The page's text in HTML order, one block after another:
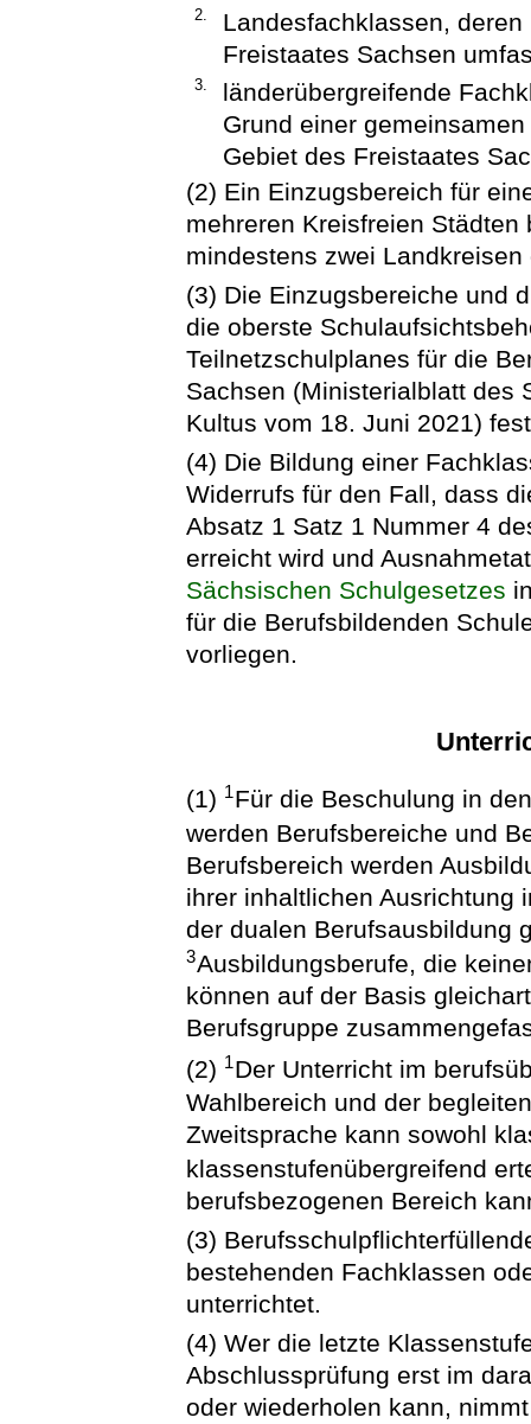
2.
Landesfachklassen,
Freistaates Sachsen
3.
länderübergreifende
Grund einer
Gebiet des Freistaates
(2) Ein Einzugsbereich für
mehreren Kreisfreien
mindestens zwei
(3) Die Einzugsbereiche und
die oberste
Teilnetzschulplanes für die
Sachsen (Ministerialblatt des
Kultus vom 18. Juni 2021)
(4) Die Bildung einer
Widerrufs für den Fall, dass
Absatz 1 Satz 1 Nummer 4
erreicht wird und
Sächsischen Schulgesetzes
für die Berufsbildenden
vorliegen.
(1) 1Für die Beschulung in
werden Berufsbereiche und
Berufsbereich werden
ihrer inhaltlichen Ausrichtung
der dualen Berufsausbildung
3Ausbildungsberufe, die
können auf der Basis
Berufsgruppe
(2) 1Der Unterricht im
Wahlbereich und der
Zweitsprache kann sowohl
klassenstufenübergreifend
berufsbezogenen Bereich
(3)
bestehenden Fachklassen
unterrichtet.
(4) Wer die letzte
Abschlussprüfung erst im
oder wiederholen kann,